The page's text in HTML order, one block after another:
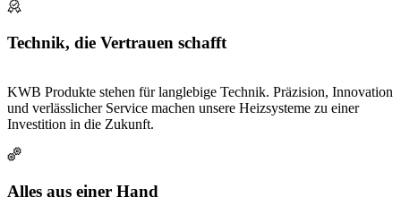
Technik, die Vertrauen schafft
KWB Produkte stehen für langlebige Technik. Präzision, Innovation
und verlässlicher Service machen unsere Heizsysteme zu einer
Investition in die Zukunft.
Alles aus einer Hand